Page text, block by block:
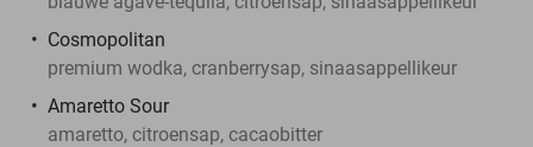
Cosmopolitan
premium wodka, cranberrysap, sinaasappellikeur
Amaretto Sour
amaretto, citroensap, cacaobitter